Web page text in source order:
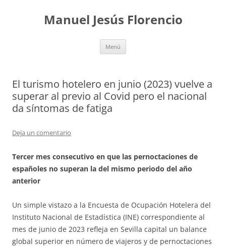
contenidoManuel Jesús Florencio
Menú
El turismo hotelero en junio (2023) vuelve a
superar al previo al Covid pero el nacional
da síntomas de fatiga
Deja un comentario
Tercer mes consecutivo en que las pernoctaciones de
españoles no superan la del mismo periodo del año
anterior
Un simple vistazo a la Encuesta de Ocupación Hotelera del
Instituto Nacional de Estadística (INE) correspondiente al
mes de junio de 2023 refleja en Sevilla capital un balance
global superior en número de viajeros y de pernoctaciones